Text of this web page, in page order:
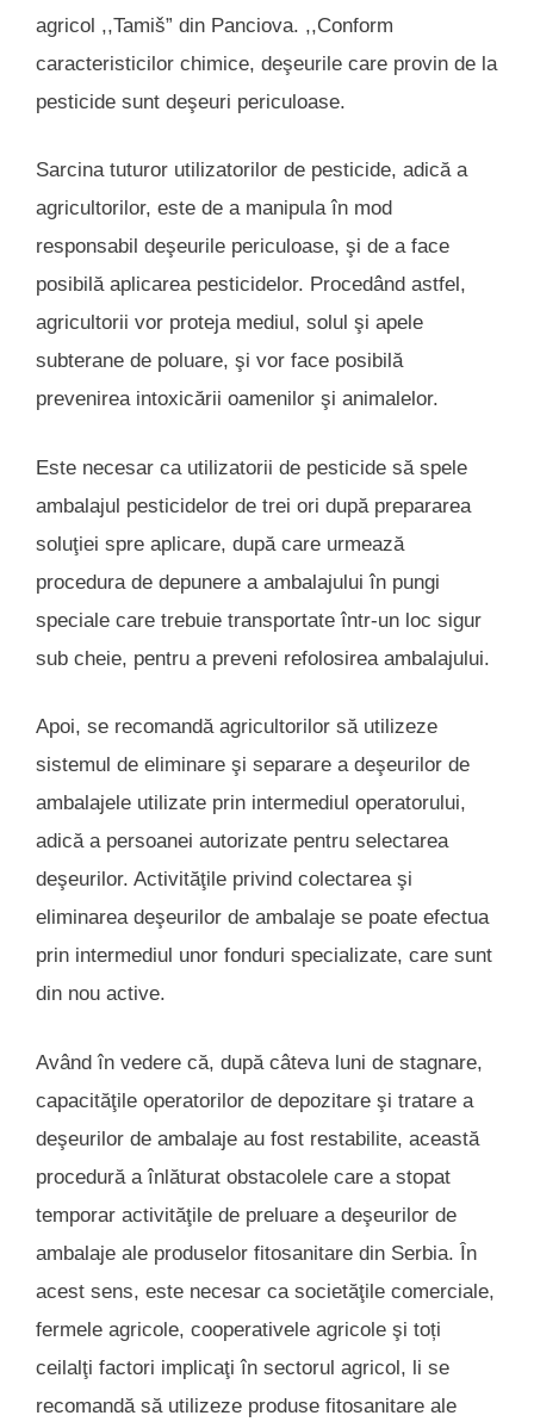
agricol ,,Tamiš” din Panciova. ,,Conform
caracteristicilor chimice, deşeurile care provin de la
pesticide sunt deşeuri periculoase.
Sarcina tuturor utilizatorilor de pesticide, adică a
agricultorilor, este de a manipula în mod
responsabil deşeurile periculoase, şi de a face
posibilă aplicarea pesticidelor. Procedând astfel,
agricultorii vor proteja mediul, solul şi apele
subterane de poluare, şi vor face posibilă
prevenirea intoxicării oamenilor şi animalelor.
Este necesar ca utilizatorii de pesticide să spele
ambalajul pesticidelor de trei ori după prepararea
soluţiei spre aplicare, după care urmează
procedura de depunere a ambalajului în pungi
speciale care trebuie transportate într-un loc sigur
sub cheie, pentru a preveni refolosirea ambalajului.
Apoi, se recomandă agricultorilor să utilizeze
sistemul de eliminare şi separare a deşeurilor de
ambalajele utilizate prin intermediul operatorului,
adică a persoanei autorizate pentru selectarea
deşeurilor. Activităţile privind colectarea şi
eliminarea deşeurilor de ambalaje se poate efectua
prin intermediul unor fonduri specializate, care sunt
din nou active.
Având în vedere că, după câteva luni de stagnare,
capacităţile operatorilor de depozitare şi tratare a
deşeurilor de ambalaje au fost restabilite, această
procedură a înlăturat obstacolele care a stopat
temporar activităţile de preluare a deşeurilor de
ambalaje ale produselor fitosanitare din Serbia. În
acest sens, este necesar ca societăţile comerciale,
fermele agricole, cooperativele agricole şi toți
ceilalţi factori implicaţi în sectorul agricol, li se
recomandă să utilizeze produse fitosanitare ale